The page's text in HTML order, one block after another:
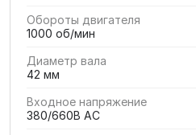
Обороты двигателя
1000 об/мин
Диаметр вала
42 мм
Входное напряжение
380/660В AC